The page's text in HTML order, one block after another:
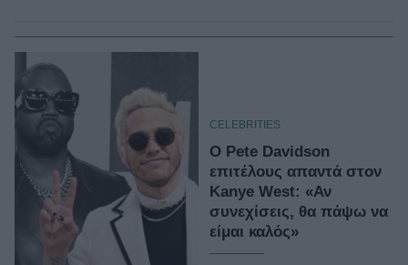
CELEBRITIES
O Pete Davidson
επιτέλους απαντά στον
Kanye West: «Αν
συνεχίσεις, θα πάψω να
είμαι καλός»